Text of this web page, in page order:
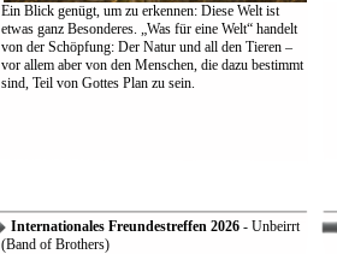
Ein Blick genügt, um zu erkennen: Diese Welt ist
etwas ganz Besonderes. „Was für eine Welt“ handelt
von der Schöpfung: Der Natur und all den Tieren –
vor allem aber von den Menschen, die dazu bestimmt
sind, Teil von Gottes Plan zu sein.
Internationales Freundestreffen 2026- Unbeirrt
(Band of Brothers)